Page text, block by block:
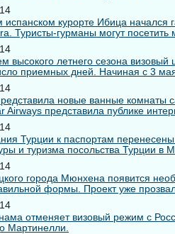
курорте Ибица начался
Туристы-гурманы могут посетить
высокого летнего сезона
приемных дней. Начиная с 3
новые ванные комнаты
Airways представила публике
Турции к паспортам перенесены
и туризма посольства Турции в
города Мюнхена появится
формы. Проект уже
отменяет визовый режим с
Мартинелли.